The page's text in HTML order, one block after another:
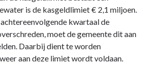
is de kasgeldlimiet € 2,1 miljoen.
kwartaal de
moet de gemeente dit aan
Daarbij dient te worden
aan deze limiet wordt voldaan.